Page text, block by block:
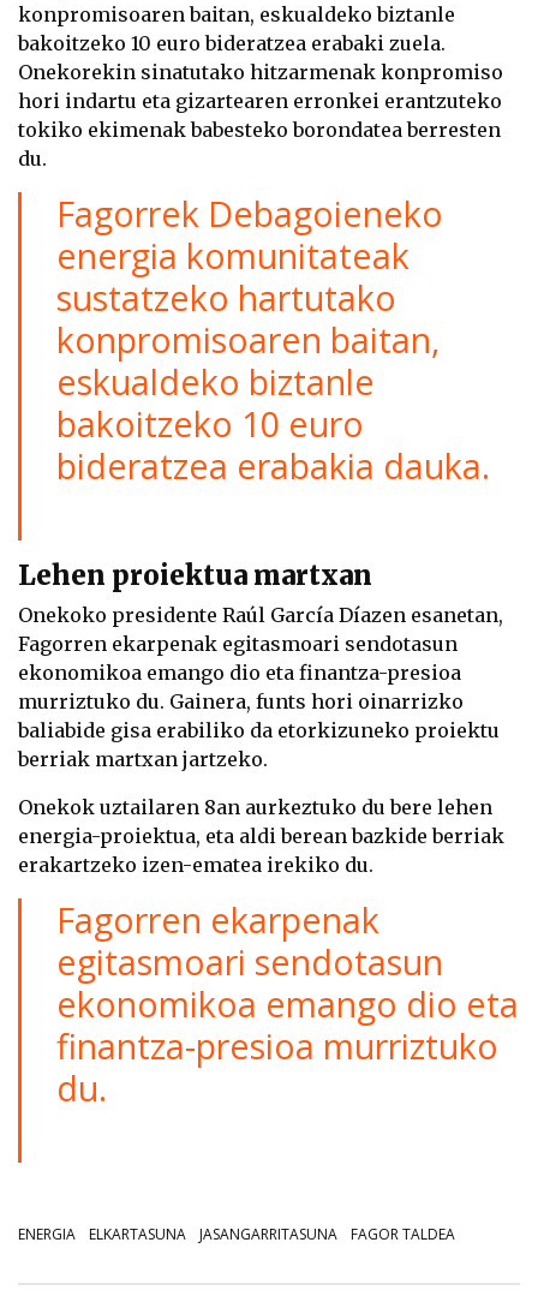
konpromisoaren baitan, eskualdeko biztanle
bakoitzeko 10 euro bideratzea erabaki zuela.
Onekorekin sinatutako hitzarmenak konpromiso
hori indartu eta gizartearen erronkei erantzuteko
tokiko ekimenak babesteko borondatea berresten
du.
Fagorrek Debagoieneko
energia komunitateak
sustatzeko hartutako
konpromisoaren baitan,
eskualdeko biztanle
bakoitzeko 10 euro
bideratzea erabakia dauka.
Lehen proiektua martxan
Onekoko presidente Raúl García Díazen esanetan,
Fagorren ekarpenak egitasmoari sendotasun
ekonomikoa emango dio eta finantza-presioa
murriztuko du. Gainera, funts hori oinarrizko
baliabide gisa erabiliko da etorkizuneko proiektu
berriak martxan jartzeko.
Onekok uztailaren 8an aurkeztuko du bere lehen
energia-proiektua, eta aldi berean bazkide berriak
erakartzeko izen-ematea irekiko du.
Fagorren ekarpenak
egitasmoari sendotasun
ekonomikoa emango dio eta
finantza-presioa murriztuko
du.
ENERGIA ELKARTASUNA JASANGARRITASUNA FAGOR TALDEA